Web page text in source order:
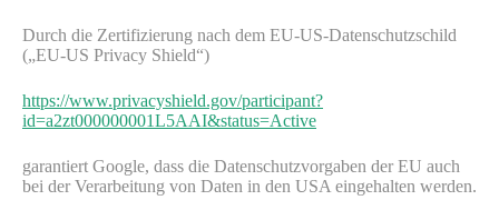
Durch die Zertifizierung nach dem EU-US-Datenschutzschild
(„EU-US Privacy Shield“)
https://www.privacyshield.gov/participant?
id=a2zt000000001L5AAI&status=Active
garantiert Google, dass die Datenschutzvorgaben der EU auch
bei der Verarbeitung von Daten in den USA eingehalten werden.